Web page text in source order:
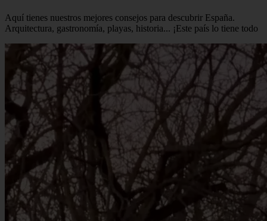
Aquí tienes nuestros mejores consejos para descubrir España.
Arquitectura, gastronomía, playas, historia... ¡Este país lo tiene todo